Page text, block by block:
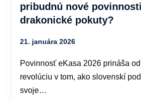
pribudnú nové
drakonické pokuty?
21. januára 2026
Povinnosť eKasa 2026 prináša
revolúciu v tom, ako slovenskí
svoje…